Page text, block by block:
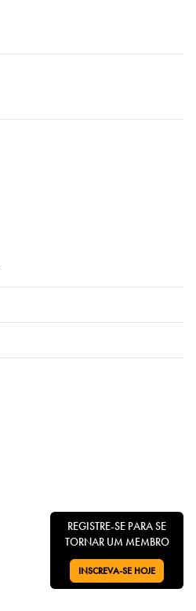
REGISTRE-SE PARA SE
TORNAR UM MEMBRO
VÁ PARA:
INSCREVA-SE HOJE